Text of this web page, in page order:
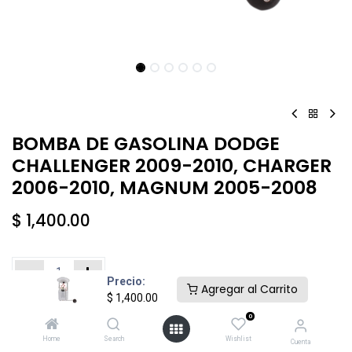
Precio:
$ 1,400.00
Agregar al Carrito
Home Search
0
Wishlist Cuenta
BOMBA DE GASOLINA DODGE
CHALLENGER 2009-2010, CHARGER
2006-2010, MAGNUM 2005-2008
$ 1,400.00
Comprar ahora
Agregar a la lista de deseos